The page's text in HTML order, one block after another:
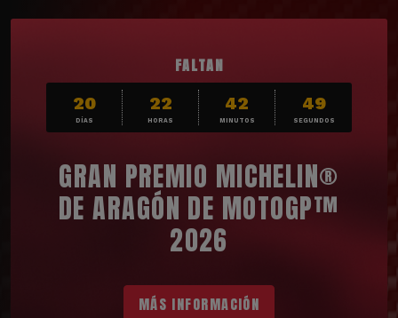
FALTAN
20
DÍAS
22
HORAS
42
MINUTOS
47
SEGUNDOS
GRAN PREMIO MICHELIN®
DE ARAGÓN DE MOTOGP™
2026
MÁS INFORMACIÓN